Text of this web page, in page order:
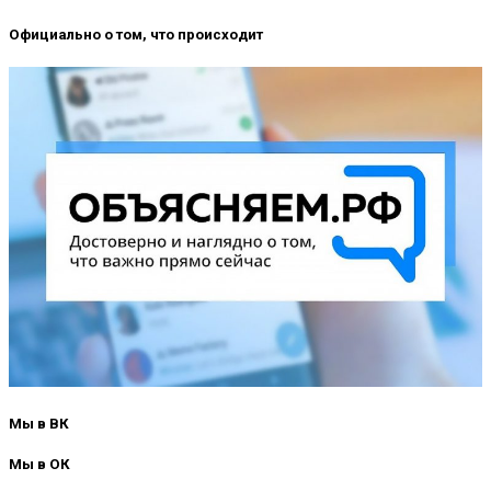
Официально о том, что происходит
Мы в ВК
Мы в ОК